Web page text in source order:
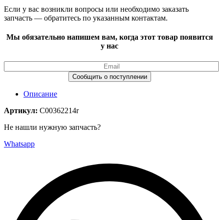
Если у вас возникли вопросы или необходимо заказать
запчасть — обратитесь по указанным контактам.
Мы обязательно напишем вам, когда этот товар появится
у нас
Описание
Артикул: C00362214r
Не нашли нужную запчасть?
Whatsapp